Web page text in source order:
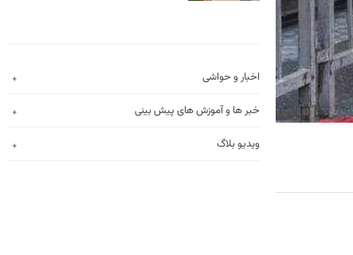
اخبار و حواشی
خبر ها و آموزش های پیش بینی
ویدیو بلاگ